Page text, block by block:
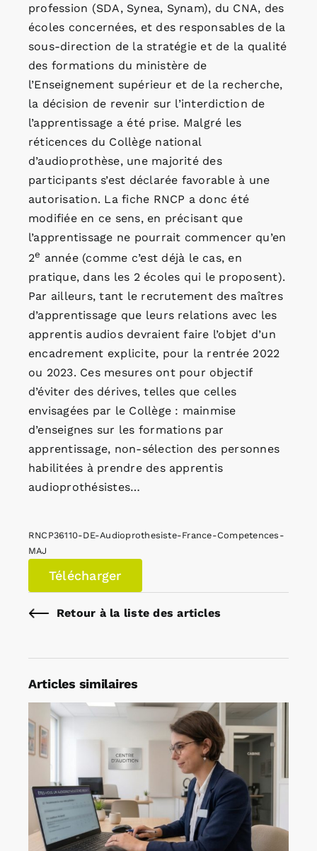
profession (SDA, Synea, Synam), du CNA, des
écoles concernées, et des responsables de la
sous-direction de la stratégie et de la qualité
des formations du ministère de
l’Enseignement supérieur et de la recherche,
la décision de revenir sur l’interdiction de
l’apprentissage a été prise. Malgré les
réticences du Collège national
d’audioprothèse, une majorité des
participants s’est déclarée favorable à une
autorisation. La fiche RNCP a donc été
modifiée en ce sens, en précisant que
l’apprentissage ne pourrait commencer qu’en
2e année (comme c’est déjà le cas, en
pratique, dans les 2 écoles qui le proposent).
Par ailleurs, tant le recrutement des maîtres
d’apprentissage que leurs relations avec les
apprentis audios devraient faire l’objet d’un
encadrement explicite, pour la rentrée 2022
ou 2023. Ces mesures ont pour objectif
d’éviter des dérives, telles que celles
envisagées par le Collège : mainmise
d’enseignes sur les formations par
apprentissage, non-sélection des personnes
habilitées à prendre des apprentis
audioprothésistes…
RNCP36110-DE-Audioprothesiste-France-Competences-
MAJ
Télécharger
Retour à la liste des articles
Articles similaires